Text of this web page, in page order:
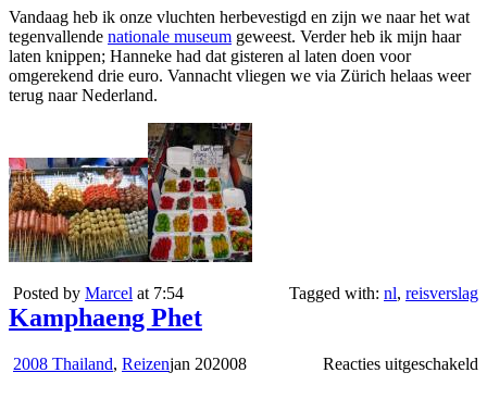
Vandaag heb ik onze vluchten herbevestigd en zijn we naar het wat
tegenvallende nationale museum geweest. Verder heb ik mijn haar
laten knippen; Hanneke had dat gisteren al laten doen voor
omgerekend drie euro. Vannacht vliegen we via Zürich helaas weer
terug naar Nederland.
Posted by Marcel at 7:54 Tagged with: nl, reisverslag
Kamphaeng Phet
2008 Thailand, Reizen Reacties uitgeschakeld
jan 202008